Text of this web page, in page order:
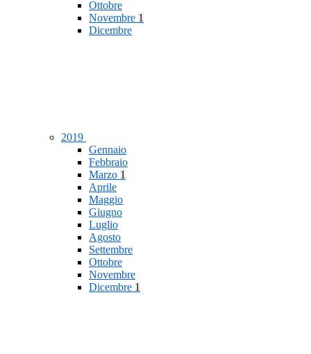
Ottobre
Novembre 1
Dicembre
2019
Gennaio
Febbraio
Marzo 1
Aprile
Maggio
Giugno
Luglio
Agosto
Settembre
Ottobre
Novembre
Dicembre 1